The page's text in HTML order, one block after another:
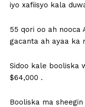
iyo xafiisyo kala
55 qori oo ah nooca
gacanta ah ayaa ka
Sidoo kale booliska
$64,000 .
Booliska ma